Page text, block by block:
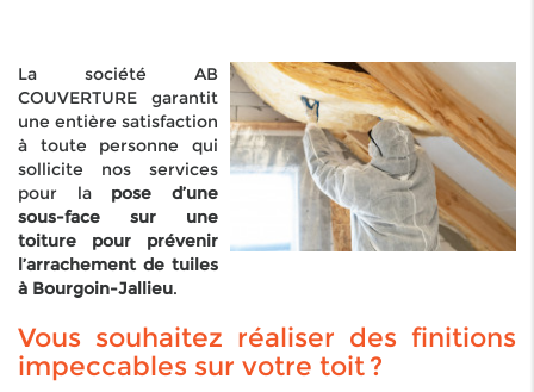
La société AB
COUVERTURE garantit
une entière satisfaction
à toute personne qui
sollicite nos services
pour la pose d’une
sous-face sur une
toiture pour prévenir
l’arrachement de tuiles
à Bourgoin-Jallieu.
Vous souhaitez réaliser des finitions
impeccables sur votre toit ?